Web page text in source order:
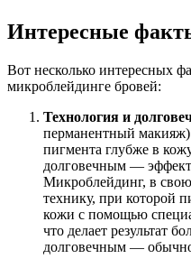
Интересные
Вот несколько интересных
микроблейдинге бровей:
Технология и
перманентный макияж)
пигмента глубже в
долговечным — эффект
Микроблейдинг, в свою
технику, при которой
кожи с помощью
что делает результат
долговечным — обычно